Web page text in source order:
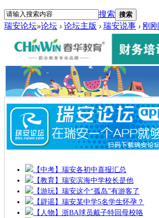
搜索 搜索
瑞安论坛»论坛 › 论坛主版 › 瑞安说事 › 刚
【中考】瑞安各初中喜报汇总
【教育】瑞安滨海中学校长是他
【游玩】瑞安这个“孤岛”有游客了
【辟谣】瑞安某中学5名学生怀孕？
【人物】浙BA球员戴子特回母校咯